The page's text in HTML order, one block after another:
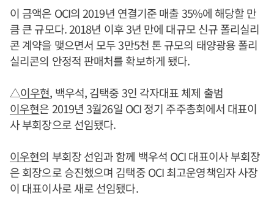
이 금액은 OCI의 2019년 연결기준 매출 35%에 해당할 만
큼 큰 규모다. 2018년 이후 3년 만에 대규모 신규 폴리실리
콘 계약을 맺으면서 모두 3만5천 톤 규모의 태양광용 폴리
실리콘의 안정적 판매처를 확보하게 됐다.
△이우현, 백우석, 김택중 3인 각자대표 체제 출범
이우현은 2019년 3월26일 OCI 정기 주주총회에서 대표이
사 부회장으로 선임됐다.
이우현의 부회장 선임과 함께 백우석 OCI 대표이사 부회장
은 회장으로 승진했으며 김택중 OCI 최고운영책임자 사장
이 대표이사로 새로 선임됐다.